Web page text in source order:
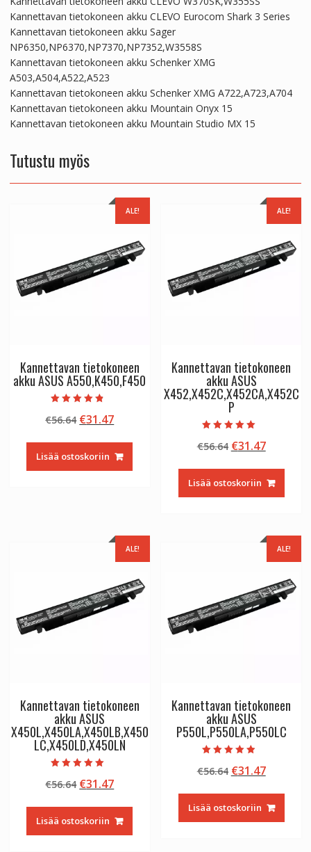
Kannettavan tietokoneen akku CLEVO Eurocom Shark 3 Series
Kannettavan tietokoneen akku Sager
NP6350,NP6370,NP7370,NP7352,W3558S
Kannettavan tietokoneen akku Schenker XMG
A503,A504,A522,A523
Kannettavan tietokoneen akku Schenker XMG A722,A723,A704
Kannettavan tietokoneen akku Mountain Onyx 15
Kannettavan tietokoneen akku Mountain Studio MX 15
Tutustu myös
ALE!
Kannettavan tietokoneen
akku ASUS A550,K450,F450
tuotteesta:
4.50
€56.64 Alkuperäinen
oli:
€56.64.
€31.47Nykyinen
on:
€31.47.
Lisää ostoskoriin
ALE!
Kannettavan tietokoneen
akku ASUS
X452,X452C,X452CA,X452C
P
tuotteesta:
5.00
€56.64 Alkuperäinen
oli:
€56.64.
€31.47
on:
€31.47.
Lisää ostoskoriin
ALE!
Kannettavan tietokoneen
akku ASUS
X450L,X450LA,X450LB,X450
LC,X450LD,X450LN
tuotteesta:
5.00
€56.64 Alkuperäinen
oli:
€56.64.
€31.47Nykyinen
on:
€31.47.
Lisää ostoskoriin
ALE!
Kannettavan tietokoneen
akku ASUS
P550L,P550LA,P550LC
tuotteesta:
4.50
€56.64 Alkuperäinen
oli:
€56.64.
€31.47
on:
€31.47.
Lisää ostoskoriin